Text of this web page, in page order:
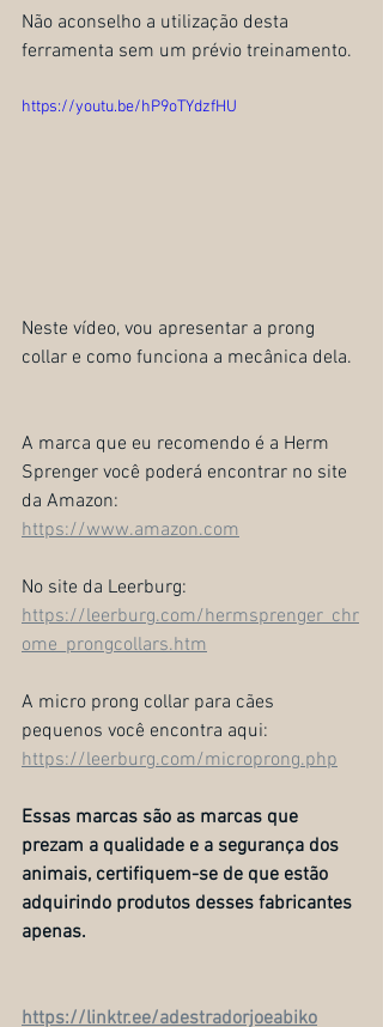
Não aconselho a utilização desta
ferramenta sem um prévio treinamento.
https://youtu.be/hP9oTYdzfHU
Neste vídeo, vou apresentar a prong
collar e como funciona a mecânica dela.
A marca que eu recomendo é a Herm
Sprenger você poderá encontrar no site
da Amazon:
https://www.amazon.com
No site da Leerburg:
https://leerburg.com/hermsprenger_chr
ome_prongcollars.htm
A micro prong collar para cães
pequenos você encontra aqui:
https://leerburg.com/microprong.php
Essas marcas são as marcas que
prezam a qualidade e a segurança dos
animais, certifiquem-se de que estão
adquirindo produtos desses fabricantes
apenas.
https://linktr.ee/adestradorjoeabiko